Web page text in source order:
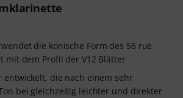
die konische Form des 56 rue
mit dem Profil der V12 Blätter
entwickelt, die nach einem sehr
bei gleichzeitig leichter und direkter